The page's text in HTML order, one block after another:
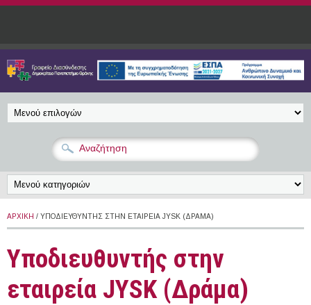
Παράκαμψη προς το κυρίως περιεχόμενο
ΑΡΧΙΚΉ / ΥΠΟΔΙΕΥΘΥΝΤΉΣ ΣΤΗΝ ΕΤΑΙΡΕΊΑ JYSK (ΔΡΆΜΑ)
Υποδιευθυντής στην
εταιρεία JYSK (Δράμα)